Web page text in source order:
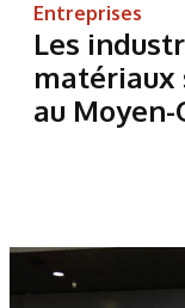
Entreprises
Les
matériaux
au